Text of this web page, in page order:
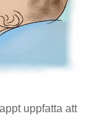
uppfatta att